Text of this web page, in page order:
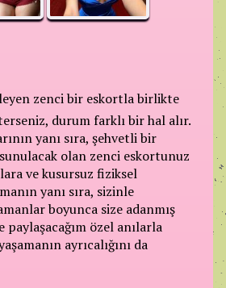
zenci bir eskortla birlikte
durum farklı bir hal alır.
yanı sıra, şehvetli bir
olan zenci eskortunuz
ve kusursuz fiziksel
yanı sıra, sizinle
boyunca size adanmış
paylaşacağım özel anılarla
ayrıcalığını da